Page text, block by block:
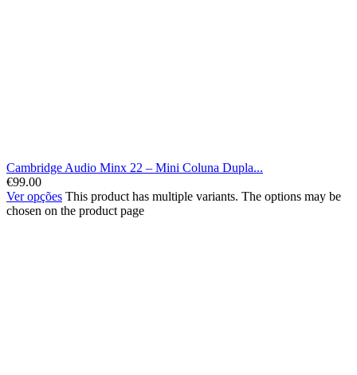
Cambridge Audio Minx 22 – Mini Coluna Dupla...
€99.00
Ver opções This product has multiple variants. The options may be
chosen on the product page